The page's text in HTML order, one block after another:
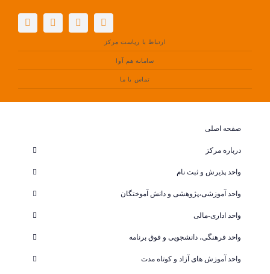
ارتباط با ریاست مرکز
سامانه هم آوا
تماس با ما
صفحه اصلی
درباره مرکز
واحد پذیرش و ثبت نام
واحد آموزشی،پژوهشی و دانش آموختگان
واحد اداری-مالی
واحد فرهنگی، دانشجویی و فوق برنامه
واحد آموزش های آزاد و کوتاه مدت